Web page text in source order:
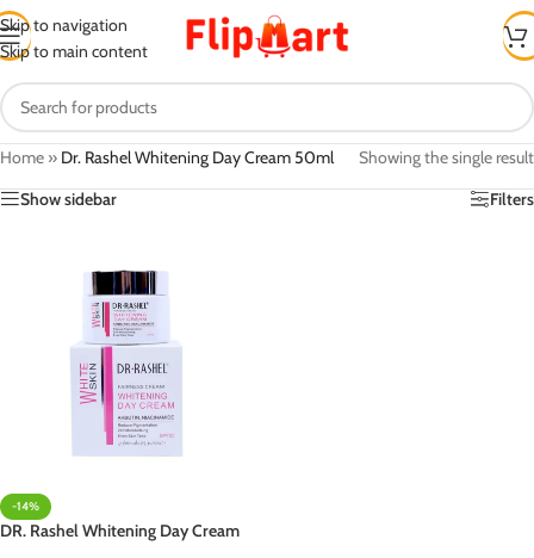
Skip to navigation
Skip to main content
Home » Dr. Rashel Whitening Day Cream 50ml
Showing the single result
Show sidebar
Filters
-14%
DR. Rashel Whitening Day Cream